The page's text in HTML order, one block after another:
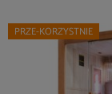
PRZE-KORZYSTNIE